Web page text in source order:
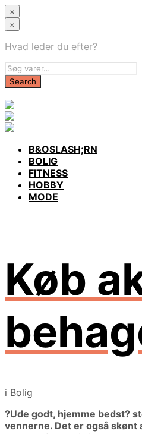
×
×
Hvad leder du efter?
B&OSLASH;RN
BOLIG
FITNESS
HOBBY
MODE
Køb
i Bolig
?Ude godt, hjemme bedst?
vennerne. Det er også